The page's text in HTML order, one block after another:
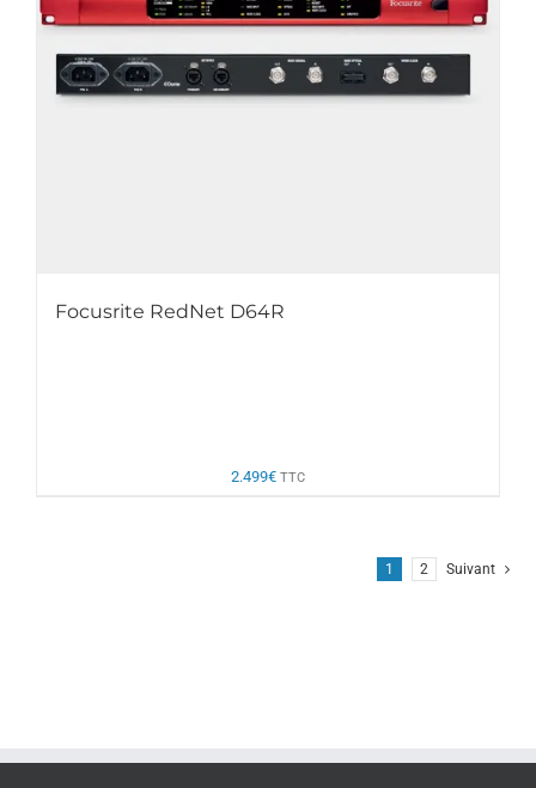
Focusrite RedNet D64R
2.499€ TTC
1 2 Suivant